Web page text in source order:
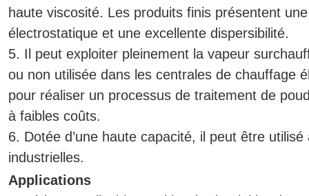
haute viscosité. Les produits finis présentent
électrostatique et une excellente dispersibilité.
5. Il peut exploiter pleinement la vapeur
ou non utilisée dans les centrales de chauffage
pour réaliser un processus de traitement de
à faibles coûts.
6. Dotée d’une haute capacité, il peut être
industrielles.
Applications